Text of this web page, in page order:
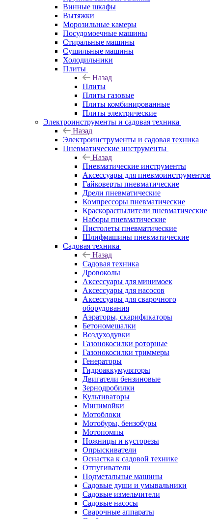
Винные шкафы
Вытяжки
Морозильные камеры
Посудомоечные машины
Стиральные машины
Сушильные машины
Холодильники
Плиты
Назад
Плиты
Плиты газовые
Плиты комбинированные
Плиты электрические
Электроинструменты и садовая техника
Назад
Электроинструменты и садовая техника
Пневматические инструменты
Назад
Пневматические инструменты
Аксессуары для пневмоинструментов
Гайковерты пневматические
Дрели пневматические
Компрессоры пневматические
Краскораспылители пневматические
Наборы пневматические
Пистолеты пневматические
Шлифмашины пневматические
Садовая техника
Назад
Садовая техника
Дровоколы
Аксессуары для минимоек
Аксессуары для насосов
Аксессуары для сварочного
оборудования
Аэраторы, скарификаторы
Бетономешалки
Воздуходувки
Газонокосилки роторные
Газонокосилки триммеры
Генераторы
Гидроаккумуляторы
Двигатели бензиновые
Зернодробилки
Культиваторы
Минимойки
Мотоблоки
Мотобуры, бензобуры
Мотопомпы
Ножницы и кусторезы
Опрыскиватели
Оснастка к садовой технике
Отпугиватели
Подметальные машины
Садовые души и умывальники
Садовые измельчители
Садовые насосы
Сварочные аппараты